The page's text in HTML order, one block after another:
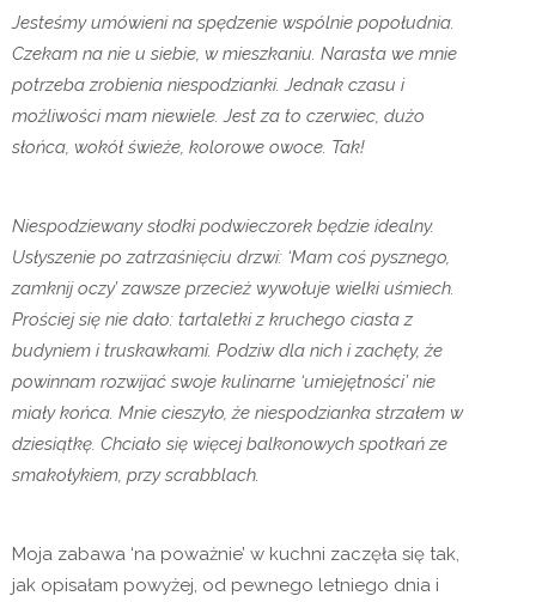
Jesteśmy umówieni na spędzenie wspólnie popołudnia.
Czekam na nie u siebie, w mieszkaniu. Narasta we mnie
potrzeba zrobienia niespodzianki. Jednak czasu i
możliwości mam niewiele. Jest za to czerwiec, dużo
słońca, wokół świeże, kolorowe owoce. Tak!
Niespodziewany słodki podwieczorek będzie idealny.
Usłyszenie po zatrzaśnięciu drzwi: ‘Mam coś pysznego,
zamknij oczy’ zawsze przecież wywołuje wielki uśmiech.
Prościej się nie dało: tartaletki z kruchego ciasta z
budyniem i truskawkami. Podziw dla nich i zachęty, że
powinnam rozwijać swoje kulinarne ‘umiejętności’ nie
miały końca. Mnie cieszyło, że niespodzianka strzałem w
dziesiątkę. Chciało się więcej balkonowych spotkań ze
smakołykiem, przy scrabblach.
Moja zabawa ‘na poważnie’ w kuchni zaczęła się tak,
jak opisałam powyżej, od pewnego letniego dnia i